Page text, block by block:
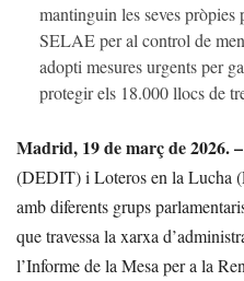
mantinguin les seves pròpies
SELAE per al control de
adopti mesures urgents per
protegir els 18.000 llocs de
Madrid, 19 de març de 2026. –
(DEDIT) i Loteros en la Lucha
amb diferents grups
que travessa la xarxa
l’Informe de la Mesa per a la